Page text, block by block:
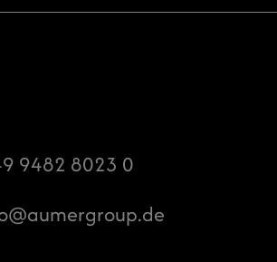
9482 8023 0
aumergroup.de